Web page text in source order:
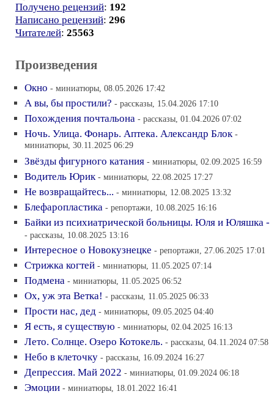
Получено рецензий: 192
Написано рецензий: 296
Читателей: 25563
Произведения
Окно - миниатюры, 08.05.2026 17:42
А вы, бы простили? - рассказы, 15.04.2026 17:10
Похождения почтальона - рассказы, 01.04.2026 07:02
Ночь. Улица. Фонарь. Аптека. Александр Блок -
миниатюры, 30.11.2025 06:29
Звёзды фигурного катания - миниатюры, 02.09.2025 16:59
Водитель Юрик - миниатюры, 22.08.2025 17:27
Не возвращайтесь... - миниатюры, 12.08.2025 13:32
Блефаропластика - репортажи, 10.08.2025 16:16
Байки из психиатрической больницы. Юля и Юляшка -
- рассказы, 10.08.2025 13:16
Интересное о Новокузнецке - репортажи, 27.06.2025 17:01
Стрижка когтей - миниатюры, 11.05.2025 07:14
Подмена - миниатюры, 11.05.2025 06:52
Ох, уж эта Ветка! - рассказы, 11.05.2025 06:33
Прости нас, дед - миниатюры, 09.05.2025 04:40
Я есть, я существую - миниатюры, 02.04.2025 16:13
Лето. Солнце. Озеро Котокель. - рассказы, 04.11.2024 07:58
Небо в клеточку - рассказы, 16.09.2024 16:27
Депрессия. Май 2022 - миниатюры, 01.09.2024 06:18
Эмоции - миниатюры, 18.01.2022 16:41